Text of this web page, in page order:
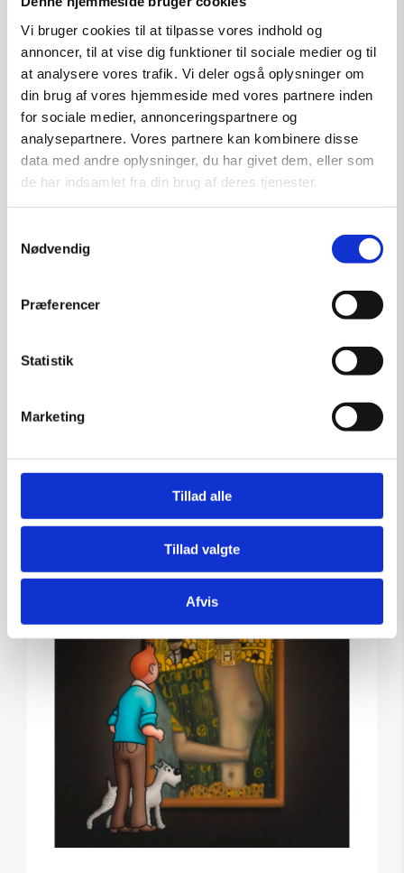
Vi bruger cookies til at tilpasse vores indhold og
annoncer, til at vise dig funktioner til sociale medier og til
at analysere vores trafik. Vi deler også oplysninger om
din brug af vores hjemmeside med vores partnere inden
for sociale medier, annonceringspartnere og
analysepartnere. Vores partnere kan kombinere disse
data med andre oplysninger, du har givet dem, eller som
de har indsamlet fra din brug af deres tjenester.
Nødvendig
Præferencer
Statistik
Marketing
Tillad alle
Tillad valgte
Afvis
Cecilia – grafik af Ole Ahlberg